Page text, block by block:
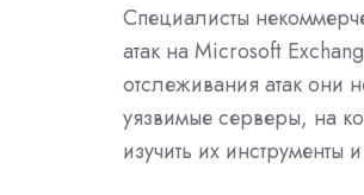
Специалисты
атак на Microsoft
отслеживания атак они
уязвимые серверы, на
изучить их инструменты и